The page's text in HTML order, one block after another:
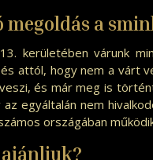
a
13. kerületében várunk
attól, hogy nem a várt
és már meg is
egyáltalán nem
országában